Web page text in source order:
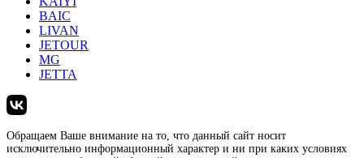
BAIC
LIVAN
JETOUR
MG
JETTA
Обращаем Ваше внимание на то, что данный сайт носит
исключительно информационный характер и ни при каких условиях